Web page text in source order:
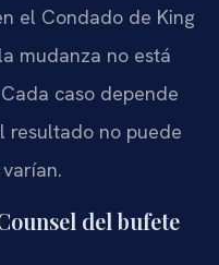
el Condado de King
mudanza no está
caso depende
resultado no puede
del bufete